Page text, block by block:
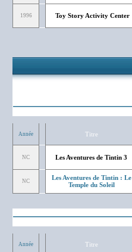
1996 Toy Story Activity Center
Année Titre
NC Les Aventures de Tintin 3
NC
Les Aventures de Tintin : Le
Temple du Soleil
Année Titre